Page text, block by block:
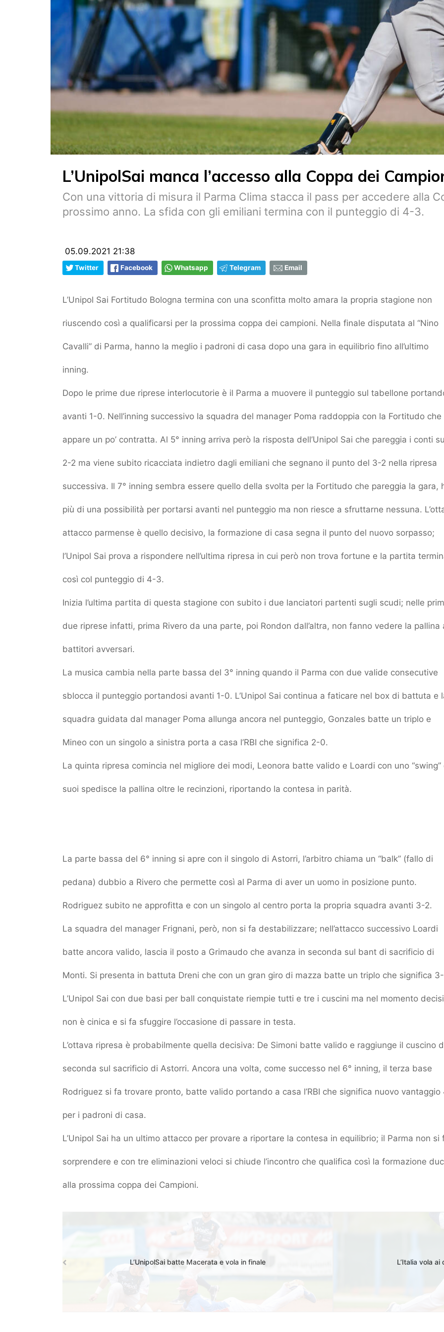
L’UnipolSai manca l’accesso alla Coppa dei
Con una vittoria di misura il Parma Clima stacca il pass per accedere alla
prossimo anno. La sfida con gli emiliani termina con il punteggio di 4-3.
05.09.2021 21:38
Twitter Facebook Whatsapp Telegram Email
L’Unipol Sai Fortitudo Bologna termina con una sconfitta molto amara la propria stagione non
riuscendo così a qualificarsi per la prossima coppa dei campioni. Nella finale disputata al “Nino
Cavalli” di Parma, hanno la meglio i padroni di casa dopo una gara in equilibrio fino all’ultimo
inning.
Dopo le prime due riprese interlocutorie è il Parma a muovere il punteggio sul tabellone
avanti 1-0. Nell’inning successivo la squadra del manager Poma raddoppia con la Fortitudo che
appare un po’ contratta. Al 5° inning arriva però la risposta dell’Unipol Sai che pareggia i conti
2-2 ma viene subito ricacciata indietro dagli emiliani che segnano il punto del 3-2 nella ripresa
successiva. Il 7° inning sembra essere quello della svolta per la Fortitudo che pareggia la gara,
più di una possibilità per portarsi avanti nel punteggio ma non riesce a sfruttarne nessuna.
attacco parmense è quello decisivo, la formazione di casa segna il punto del nuovo sorpasso;
l’Unipol Sai prova a rispondere nell’ultima ripresa in cui però non trova fortune e la partita
così col punteggio di 4-3.
Inizia l’ultima partita di questa stagione con subito i due lanciatori partenti sugli scudi; nelle
due riprese infatti, prima Rivero da una parte, poi Rondon dall’altra, non fanno vedere la pallina
battitori avversari.
La musica cambia nella parte bassa del 3° inning quando il Parma con due valide consecutive
sblocca il punteggio portandosi avanti 1-0. L’Unipol Sai continua a faticare nel box di battuta e
squadra guidata dal manager Poma allunga ancora nel punteggio, Gonzales batte un triplo e
Mineo con un singolo a sinistra porta a casa l’RBI che significa 2-0.
La quinta ripresa comincia nel migliore dei modi, Leonora batte valido e Loardi con uno “swing”
suoi spedisce la pallina oltre le recinzioni, riportando la contesa in parità.
La parte bassa del 6° inning si apre con il singolo di Astorri, l’arbitro chiama un “balk” (fallo di
pedana) dubbio a Rivero che permette così al Parma di aver un uomo in posizione punto.
Rodriguez subito ne approfitta e con un singolo al centro porta la propria squadra avanti 3-2.
La squadra del manager Frignani, però, non si fa destabilizzare; nell’attacco successivo Loardi
batte ancora valido, lascia il posto a Grimaudo che avanza in seconda sul bant di sacrificio di
Monti. Si presenta in battuta Dreni che con un gran giro di mazza batte un triplo che significa
L’Unipol Sai con due basi per ball conquistate riempie tutti e tre i cuscini ma nel momento
non è cinica e si fa sfuggire l’occasione di passare in testa.
L’ottava ripresa è probabilmente quella decisiva: De Simoni batte valido e raggiunge il cuscino
seconda sul sacrificio di Astorri. Ancora una volta, come successo nel 6° inning, il terza base
Rodriguez si fa trovare pronto, batte valido portando a casa l’RBI che significa nuovo vantaggio
per i padroni di casa.
L’Unipol Sai ha un ultimo attacco per provare a riportare la contesa in equilibrio; il Parma non si
sorprendere e con tre eliminazioni veloci si chiude l’incontro che qualifica così la formazione
alla prossima coppa dei Campioni.
L’UnipolSai batte Macerata e vola in finale L’Italia vola